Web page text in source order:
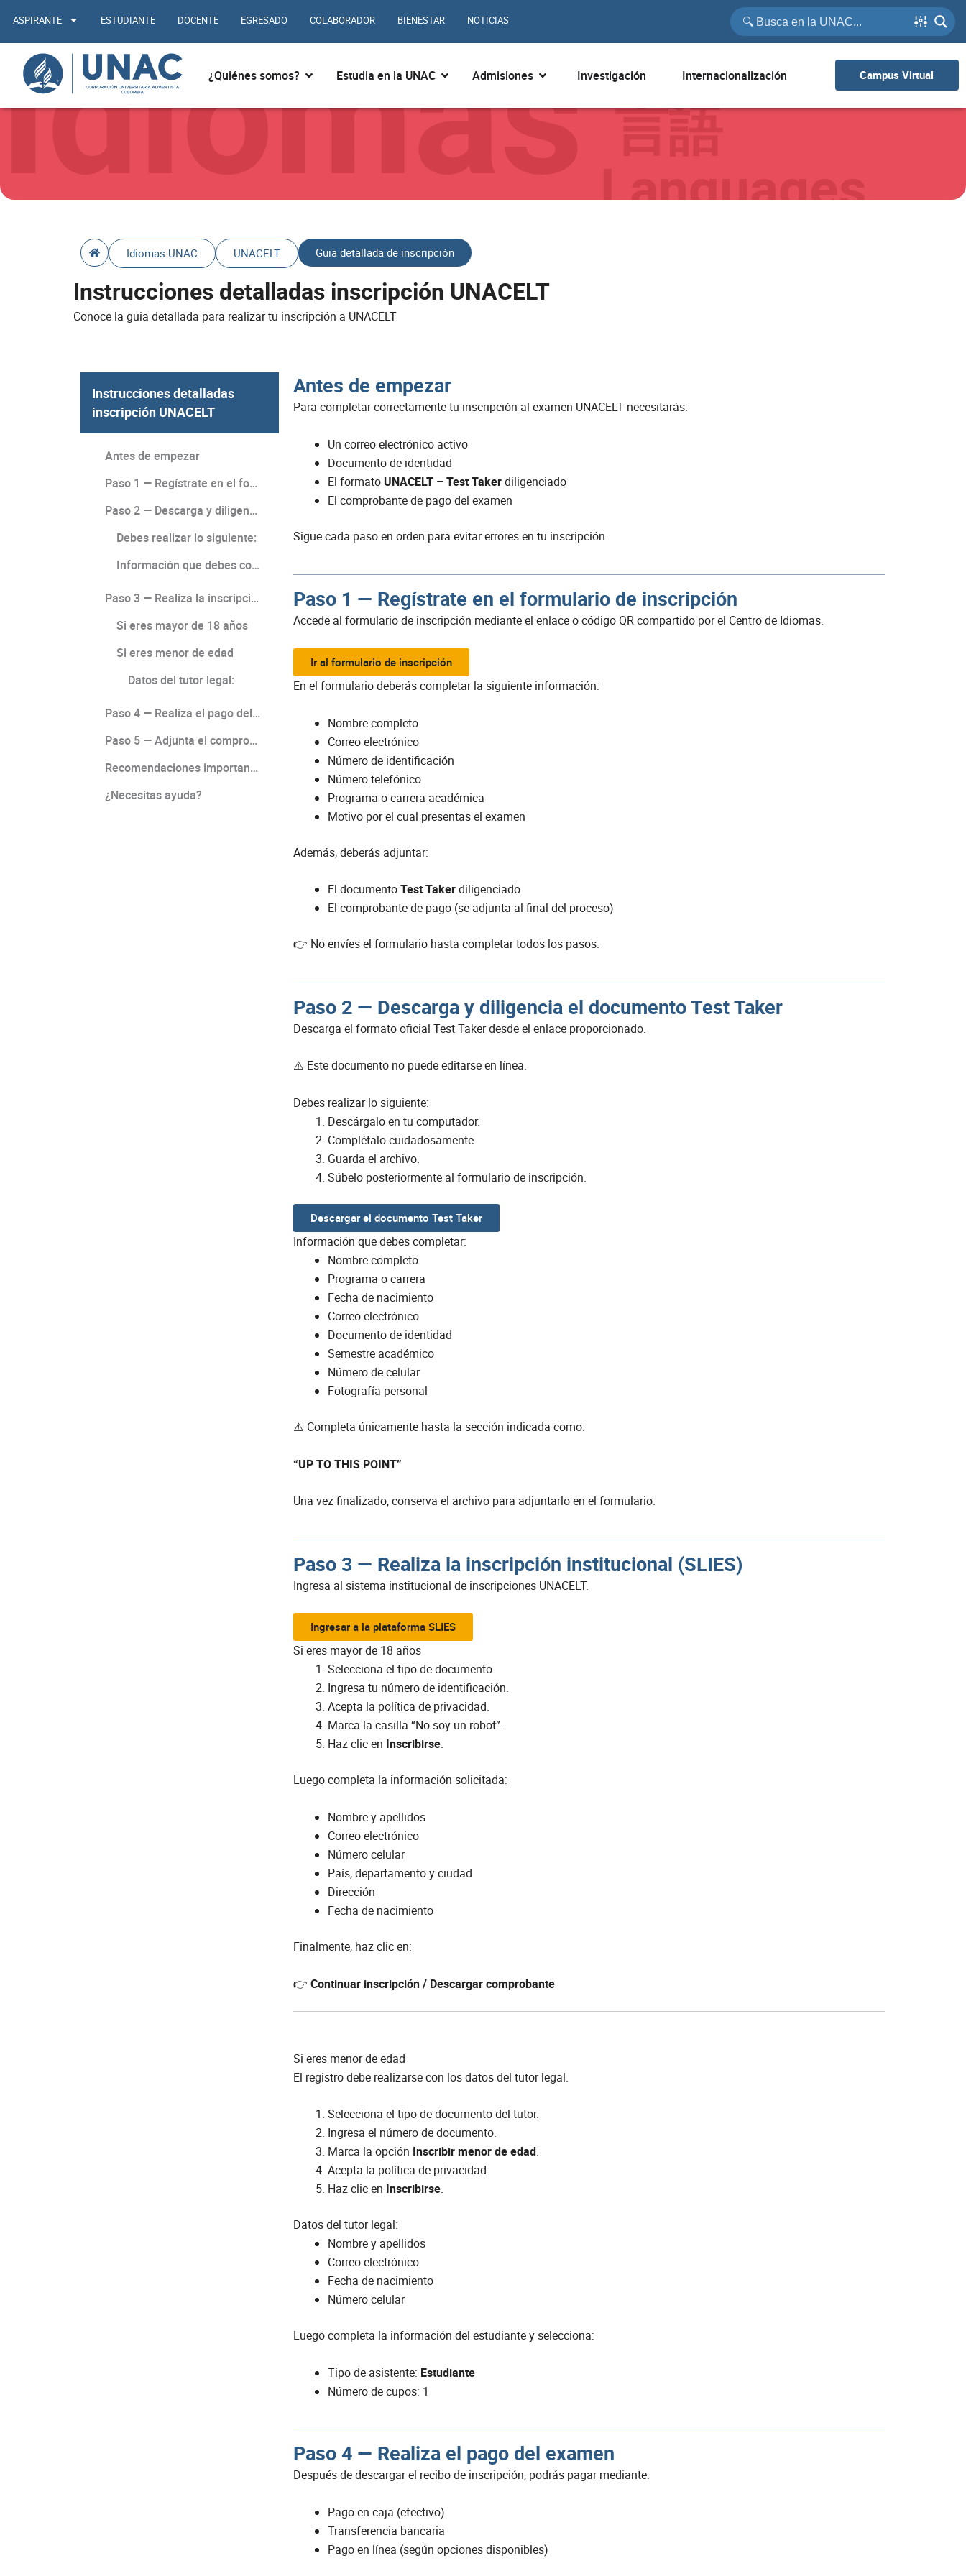
contenido
ASPIRANTE ESTUDIANTE DOCENTE EGRESADO COLABORADOR BIENESTAR NOTICIAS
¿Quiénes somos? Abrir ¿Quiénes somos?
Estudia en la UNAC Abrir Estudia en la UNAC
Admisiones Abrir Admisiones
Investigación Internacionalización Campus Virtual
Idiomas Languages
言語
Idiomas UNAC UNACELT Guia detallada de inscripción
Instrucciones detalladas inscripción UNACELT
Conoce la guia detallada para realizar tu inscripción a UNACELT
Instrucciones detalladas
inscripción UNACELT
Antes de empezar
Paso 1 — Regístrate en el formulario de inscripción
Paso 2 — Descarga y diligencia el documento Test Taker
Debes realizar lo siguiente:
Información que debes completar:
Paso 3 — Realiza la inscripción institucional (SLIES)
Si eres mayor de 18 años
Si eres menor de edad
Datos del tutor legal:
Paso 4 — Realiza el pago del examen
Paso 5 — Adjunta el comprobante y finaliza tu inscripción
Recomendaciones importantes
¿Necesitas ayuda?
Antes de empezar
Para completar correctamente tu inscripción al examen UNACELT necesitarás:
Un correo electrónico activo
Documento de identidad
El formato UNACELT – Test Takerdiligenciado
El comprobante de pago del examen
Sigue cada paso en orden para evitar errores en tu inscripción.
Paso 1 — Regístrate en el formulario de inscripción
Accede al formulario de inscripción mediante el enlace o código QR compartido por el Centro de Idiomas.
Ir al formulario de inscripción
En el formulario deberás completar la siguiente información:
Nombre completo
Correo electrónico
Número de identificación
Número telefónico
Programa o carrera académica
Motivo por el cual presentas el examen
Además, deberás adjuntar:
El documentoTest Takerdiligenciado
El comprobante de pago (se adjunta al final del proceso)
👉 No envíes el formulario hasta completar todos los pasos.
Paso 2 — Descarga y diligencia el documento Test Taker
Descarga el formato oficial Test Taker desde el enlace proporcionado.
⚠️ Este documento no puede editarse en línea.
Debes realizar lo siguiente:
Descárgalo en tu computador.
Complétalo cuidadosamente.
Guarda el archivo.
Súbelo posteriormente al formulario de inscripción.
Descargar el documento Test Taker
Información que debes completar:
Nombre completo
Programa o carrera
Fecha de nacimiento
Correo electrónico
Documento de identidad
Semestre académico
Número de celular
Fotografía personal
⚠️ Completa únicamente hasta la sección indicada como:
“UP TO THIS POINT”
Una vez finalizado, conserva el archivo para adjuntarlo en el formulario.
Paso 3 — Realiza la inscripción institucional (SLIES)
Ingresa al sistema institucional de inscripciones UNACELT.
Ingresar a la plataforma SLIES
Si eres mayor de 18 años
Selecciona el tipo de documento.
Ingresa tu número de identificación.
Acepta la política de privacidad.
Marca la casilla “No soy un robot”.
Haz clic en Inscribirse.
Luego completa la información solicitada:
Nombre y apellidos
Correo electrónico
Número celular
País, departamento y ciudad
Dirección
Fecha de nacimiento
Finalmente, haz clic en:
👉Continuar inscripción / Descargar comprobante
Si eres menor de edad
El registro debe realizarse con los datos del tutor legal.
Selecciona el tipo de documento del tutor.
Ingresa el número de documento.
Marca la opción Inscribir menor de edad.
Acepta la política de privacidad.
Haz clic en Inscribirse.
Datos del tutor legal:
Nombre y apellidos
Correo electrónico
Fecha de nacimiento
Número celular
Luego completa la información del estudiante y selecciona:
Tipo de asistente: Estudiante
Número de cupos: 1
Paso 4 — Realiza el pago del examen
Después de descargar el recibo de inscripción, podrás pagar mediante:
Pago en caja (efectivo)
Transferencia bancaria
Pago en línea (según opciones disponibles)